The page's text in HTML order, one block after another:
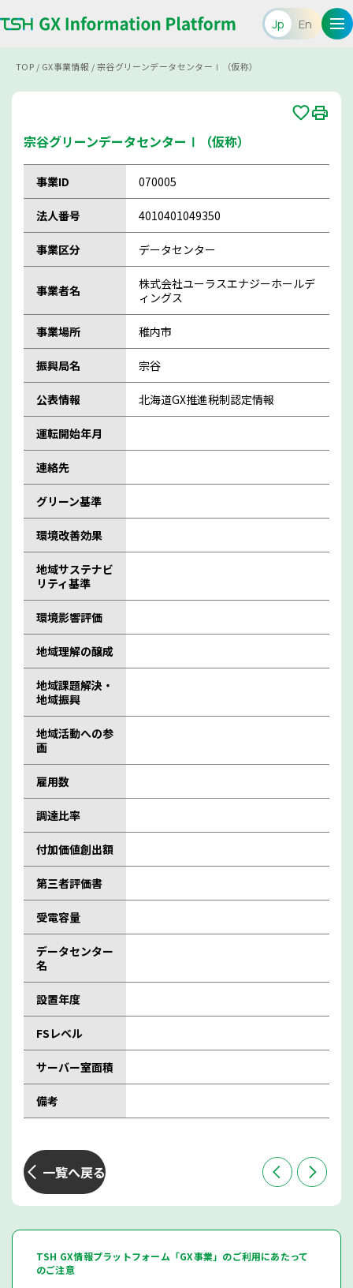
Jp En
TOP / GX事業情報 /宗谷グリーンデータセンターⅠ（仮称）
宗谷グリーンデータセンターⅠ（仮称）
事業ID 070005
法人番号 4010401049350
事業区分 データセンター
事業者名
株式会社ユーラスエナジーホールデ
ィングス
事業場所 稚内市
振興局名 宗谷
公表情報 北海道GX推進税制認定情報
運転開始年月
連絡先
グリーン基準
環境改善効果
地域サステナビ
リティ基準
環境影響評価
地域理解の醸成
地域課題解決・
地域振興
地域活動への参
画
雇用数
調達比率
付加価値創出額
第三者評価書
受電容量
データセンター
名
設置年度
FSレベル
サーバー室面積
備考
一覧へ戻る
TSH GX情報プラットフォーム「GX事業」のご利用にあたって
のご注意